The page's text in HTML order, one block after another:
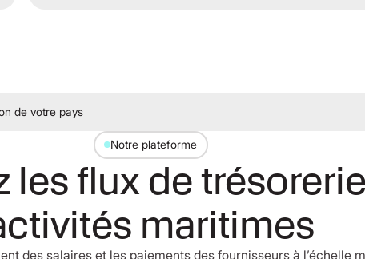
de votre pays
Notre plateforme
les flux de
maritimes
des salaires et les paiements des fournisseurs à l’échelle